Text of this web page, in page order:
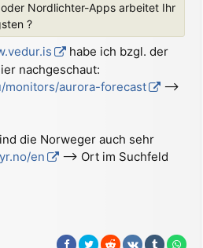
Nordlichter-Apps arbeitet Ihr
?
habe ich bzgl. der
nachgeschaut:
monitors/aurora-forecast
-->
die Norweger auch sehr
en
--> Ort im Suchfeld